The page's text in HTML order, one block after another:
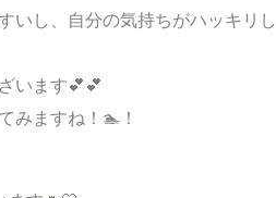
いし、自分の気持ちがハッキリし
います💕💕
みますね！🏊！